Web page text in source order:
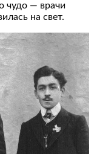
чудо — врачи
на свет.